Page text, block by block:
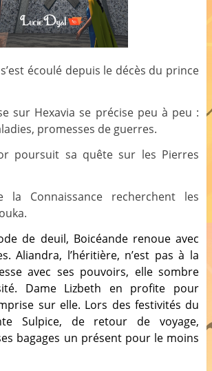
écoulé depuis le décès du prince
sur Hexavia se précise peu à peu :
promesses de guerres.
poursuit sa quête sur les Pierres
la Connaissance recherchent les
de deuil, Boicéande renoue avec
Aliandra, l’héritière, n’est pas à la
avec ses pouvoirs, elle sombre
Dame Lizbeth en profite pour
sur elle. Lors des festivités du
Sulpice, de retour de voyage,
bagages un présent pour le moins